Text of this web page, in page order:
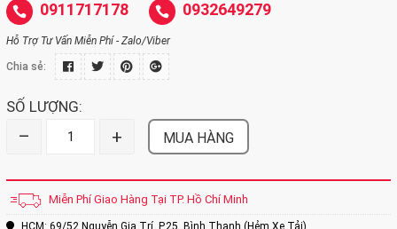
0911717178 0932649279
Hỗ Trợ Tư Vấn Miễn Phí - Zalo/Viber
Chia sẻ:
SỐ LƯỢNG:
– + MUA HÀNG
Miễn Phí Giao Hàng Tại TP. Hồ Chí Minh